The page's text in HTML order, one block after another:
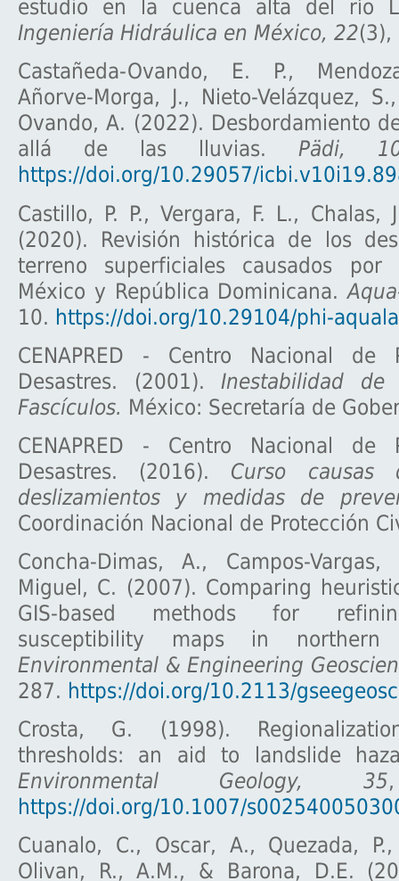
estudio en la cuenca alta del río
Ingeniería Hidráulica en México, 22(3),
Castañeda-Ovando, E. P.,
Añorve-Morga, J., Nieto-Velázquez,
Ovando, A. (2022). Desbordamiento
allá de las lluvias. Pädi,
https://doi.org/10.29057/
Castillo, P. P., Vergara, F. L., Chalas,
(2020). Revisión histórica de los
terreno superficiales causados por
México y República Dominicana.
10. https://doi.org/10.29104/phi-
CENAPRED - Centro Nacional de
Desastres. (2001).Inestabilidad de
Fascículos. México: Secretaría de
CENAPRED - Centro Nacional de
Desastres. (2016). Curso causas
deslizamientos y medidas de
Coordinación Nacional de Protección
Concha-Dimas, A., Campos-
Miguel, C. (2007). Comparing
GIS-based methods for
susceptibility maps in northern
Environmental & Engineering
287. https://doi.org/10.2113/
Crosta, G. (1998).
thresholds: an aid to landslide
Environmental Geology, 35
https://doi.org/10.1007/
Cuanalo, C., Oscar, A., Quezada,
Olivan, R., A.M., & Barona, D.E.